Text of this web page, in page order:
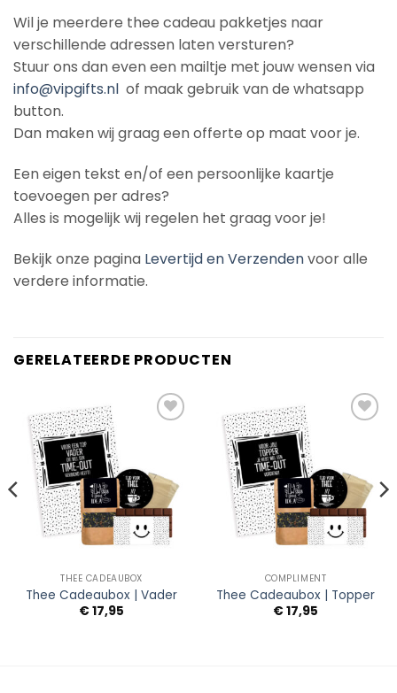
Wil je meerdere thee cadeau pakketjes naar
verschillende adressen laten versturen?
Stuur ons dan even een mailtje met jouw wensen via
info@vipgifts.nl of maak gebruik van de whatsapp
button.
Dan maken wij graag een offerte op maat voor je.
Een eigen tekst en/of een persoonlijke kaartje
toevoegen per adres?
Alles is mogelijk wij regelen het graag voor je!
Bekijk onze pagina Levertijd en Verzendenvoor alle
verdere informatie.
GERELATEERDE PRODUCTEN
THEE CADEAUBOX
Thee Cadeaubox | Vader
€17,95
COMPLIMENT
Thee Cadeaubox | Topper
€17,95